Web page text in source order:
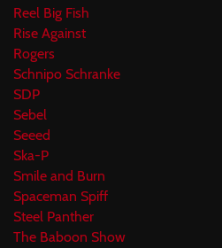
Reel Big Fish
Rise Against
Rogers
Schnipo Schranke
SDP
Sebel
Seeed
Ska-P
Smile and Burn
Spaceman Spiff
Steel Panther
The Baboon Show